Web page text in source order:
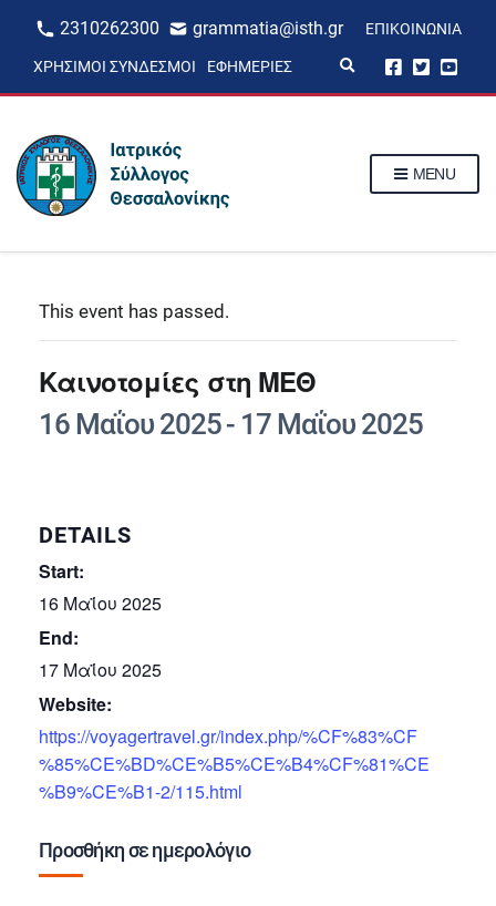
2310262300 grammatia@isth.gr ΕΠΙΚΟΙΝΩΝΊΑ
ΧΡΉΣΙΜΟΙ ΣΎΝΔΕΣΜΟΙ ΕΦΗΜΕΡΊΕΣ
p
MENU
This event has passed.
Καινοτομίες στη ΜΕΘ
16 Μαΐου 2025- 17 Μαΐου 2025
DETAILS
Start:
16 Μαΐου 2025
End:
17 Μαΐου 2025
Website:
https://voyagertravel.gr/index.php/%CF%83%CF
%85%CE%BD%CE%B5%CE%B4%CF%81%CE
%B9%CE%B1-2/115.html
Προσθήκη σε ημερολόγιο